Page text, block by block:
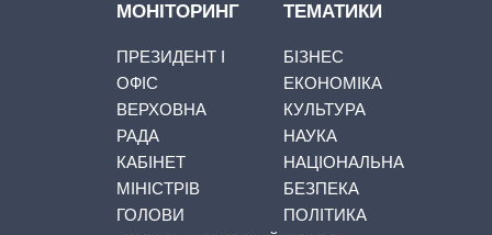
МОНІТОРИНГ
ПРЕЗИДЕНТ І
ОФІС
ВЕРХОВНА
РАДА
КАБІНЕТ
МІНІСТРІВ
ГОЛОВИ
ТЕМАТИКИ
БІЗНЕС
ЕКОНОМІКА
КУЛЬТУРА
НАУКА
НАЦІОНАЛЬНА
БЕЗПЕКА
ПОЛІТИКА